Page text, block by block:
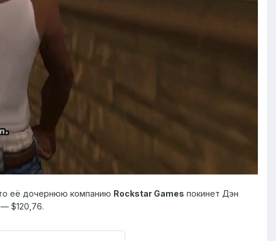
её дочернюю компанию Rockstar Games покинет Дэн
$120,76.